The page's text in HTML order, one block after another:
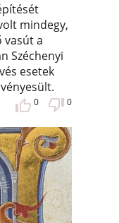
mindegy,
vasút a
Széchenyi
esetek
0 0